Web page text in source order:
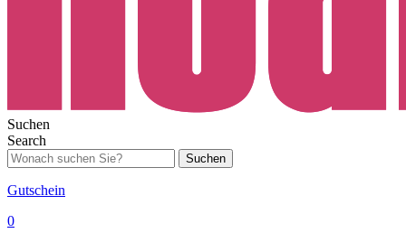
Suchen
Search
Suchen
Gutschein
0